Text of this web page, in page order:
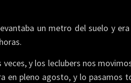
un metro del suelo y
veces, y los leclubers nos
en pleno agosto, y lo pasamos